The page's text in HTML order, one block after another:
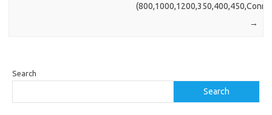
→
Search
Search